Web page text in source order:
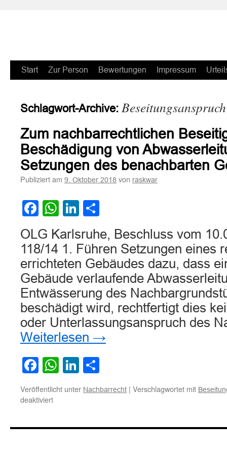
Zum
springen
Start Zur Person Bewertungen Impressum
Schlagwort-Archive: Beseitungsanspruch
Zum nachbarrechtlichen
Beschädigung von
Setzungen des benachbarten
Publiziert am 9. Oktober 2018 von raskwar
Facebook
WhatsApp
LinkedIn
OLG Karlsruhe, Beschluss vom
118/14 1. Führen Setzungen eines
errichteten Gebäudes dazu, dass
Gebäude verlaufende
Entwässerung des
beschädigt wird, rechtfertigt dies
oder Unterlassungsanspruch des
Weiterlesen →
Facebook
WhatsApp
LinkedIn
Veröffentlicht unter Nachbarrecht | Verschlagwortet mit
deaktiviertfür
Beseitigungsanspruch